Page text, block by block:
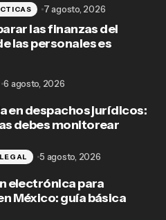
las finanzas del
las personales es
7 agosto, 2026
en despachos jurídicos:
debes monitorear
6 agosto, 2026
electrónica para
México: guía básica
5 agosto, 2026